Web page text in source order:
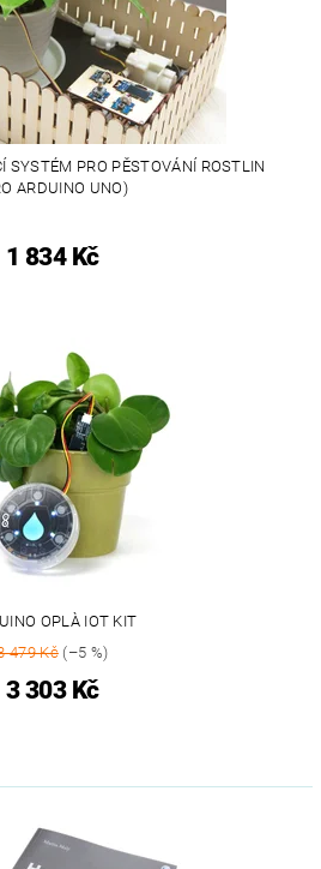
SYSTÉM PRO PĚSTOVÁNÍ ROSTLIN
ARDUINO UNO)
1 834 Kč
OPLÀ IOT KIT
479 Kč(–5 %)
3 303 Kč